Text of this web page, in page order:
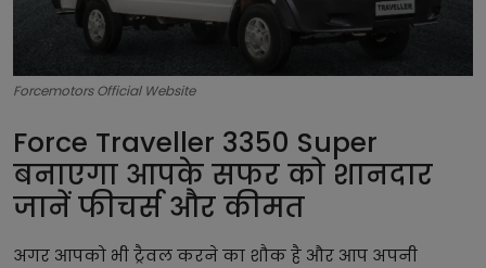
Forcemotors Official Website
Force Traveller 3350 Super
बनाएगा आपके सफर को शानदार
जानें फीचर्स और कीमत
अगर आपको भी ट्रैवल करने का शौक है और आप अपनी